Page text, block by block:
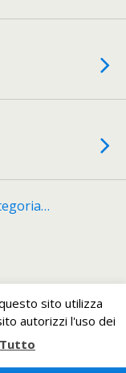
sito utilizza
autorizzi l'uso dei